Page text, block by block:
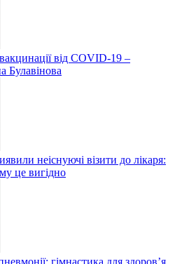
від COVID-19 –
Булавінова
неіснуючі візити до лікаря:
це вигідно
гімнастика для здоров’я